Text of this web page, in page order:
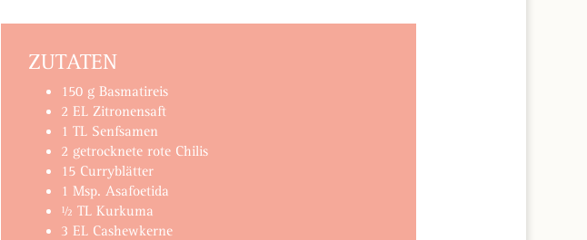
ZUTATEN
150 g Basmatireis
2 EL Zitronensaft
1 TL Senfsamen
2 getrocknete rote Chilis
15 Curryblätter
1 Msp. Asafoetida
½ TL Kurkuma
3 EL Cashewkerne